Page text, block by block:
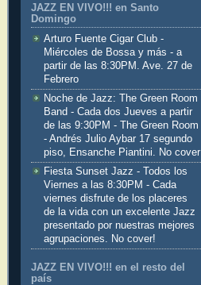
JAZZ EN VIVO!!! en Santo
Domingo
Arturo Fuente Cigar Club -
Miércoles de Bossa y más - a
partir de las 8:30PM. Ave. 27 de
Febrero
Noche de Jazz: The Green Room
Band - Cada dos Jueves a partir
de las 9:30PM - The Green Room
- Andrés Julio Aybar 17 segundo
piso, Ensanche Piantini. No cover
Fiesta Sunset Jazz - Todos los
Viernes a las 8:30PM - Cada
viernes disfrute de los placeres
de la vida con un excelente Jazz
presentado por nuestras mejores
agrupaciones. No cover!
JAZZ EN VIVO!!! en el resto del
país